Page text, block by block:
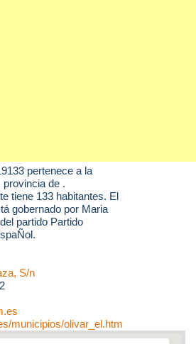
pertenece a la
provincia de .
tiene 133 habitantes. El
gobernado por Maria
partido Partido
S/n
municipios/olivar_el.htm